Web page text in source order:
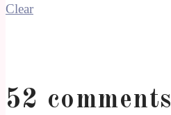
Clear
52 comments